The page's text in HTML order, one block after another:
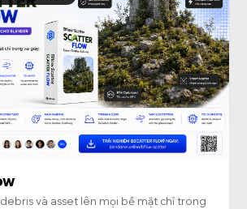
và asset lên mọi bề mặt chỉ trong